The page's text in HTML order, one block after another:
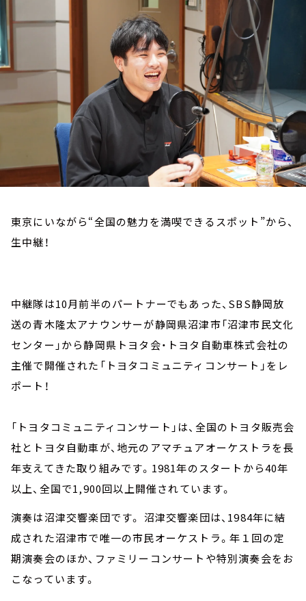
会社情報
東京にいながら“全国の魅力を満喫できるスポット”から、
生中継！
中継隊は10月前半のパートナーでもあった、SBS静岡放
送の青木隆太アナウンサーが静岡県沼津市「沼津市民文化
センター」から静岡県トヨタ会・トヨタ自動車株式会社の
主催で開催された「トヨタコミュニティコンサート」をレ
ポート！
「トヨタコミュニティコンサート」は、全国のトヨタ販売会
社とトヨタ自動車が、地元のアマチュアオーケストラを長
年支えてきた取り組みです。1981年のスタートから40年
以上、全国で1,900回以上開催されています。
演奏は沼津交響楽団です。 沼津交響楽団は、1984年に結
成された沼津市で唯一の市民オーケストラ。年１回の定
期演奏会のほか、ファミリーコンサートや特別演奏会をお
こなっています。